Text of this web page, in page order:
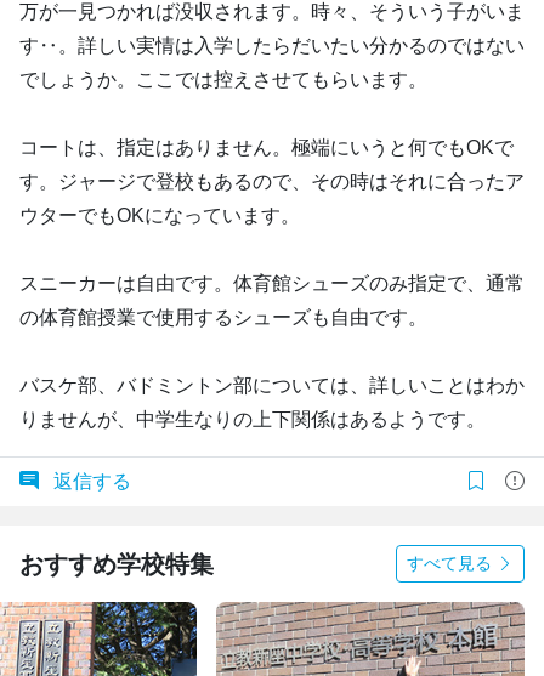
万が一見つかれば没収されます。時々、そういう子がいま
す‥。詳しい実情は入学したらだいたい分かるのではない
でしょうか。ここでは控えさせてもらいます。
コートは、指定はありません。極端にいうと何でもOKで
す。ジャージで登校もあるので、その時はそれに合ったア
ウターでもOKになっています。
スニーカーは自由です。体育館シューズのみ指定で、通常
の体育館授業で使用するシューズも自由です。
バスケ部、バドミントン部については、詳しいことはわか
りませんが、中学生なりの上下関係はあるようです。
返信する
おすすめ学校特集 すべて見る